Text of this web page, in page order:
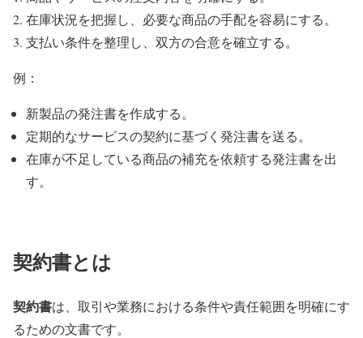
在庫状況を把握し、必要な商品の手配を容易にする。
支払い条件を整理し、双方の合意を確立する。
例：
新製品の発注書を作成する。
定期的なサービスの契約に基づく発注書を送る。
在庫が不足している商品の補充を依頼する発注書を出
す。
契約書とは
契約書は、取引や業務における条件や責任範囲を明確にす
るための文書です。